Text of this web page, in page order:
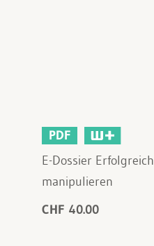
PDF
E-Dossier Erfolgreich
manipulieren
CHF 40.00